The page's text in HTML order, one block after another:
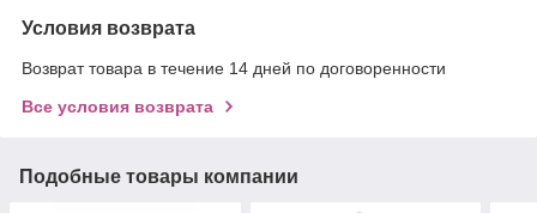
Условия возврата
Возврат товара в течение 14 дней по договоренности
Все условия возврата
Подобные товары компании